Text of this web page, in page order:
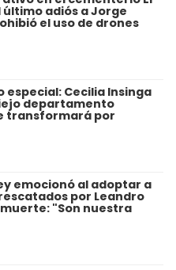
último adiós a Jorge
el uso de drones
especial: Cecilia Insinga
departamento
transformará por
emocionó al adoptar a
por Leandro
"Son nuestra